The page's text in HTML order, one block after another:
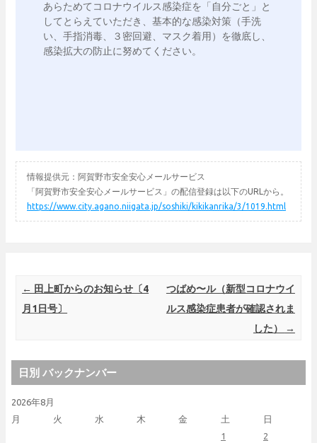
あらためてコロナウイルス感染症を「自分ごと」と
してとらえていただき、基本的な感染対策（手洗
い、手指消毒、３密回避、マスク着用）を徹底し、
感染拡大の防止に努めてください。
情報提供元：阿賀野市安全安心メールサービス
「阿賀野市安全安心メールサービス」の配信登録は以下のURLから。
https://www.city.agano.niigata.jp/soshiki/kikikanrika/3/1019.html
Post navigation
← 田上町からのお知らせ〔4
月1日号〕
つばめ〜ル（新型コロナウイ
ルス感染症患者が確認されま
した）
→
日別 バックナンバー
2026年8月
月
火 水 木 金 土 日
1
2